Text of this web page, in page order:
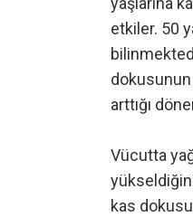
etkiler. 50
dokusunun
arttığı
Vücutta
kas